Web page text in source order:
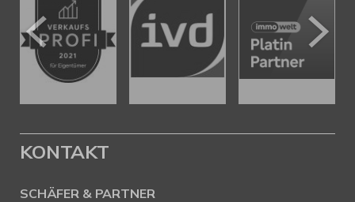
KONTAKT
SCHÄFER & PARTNER